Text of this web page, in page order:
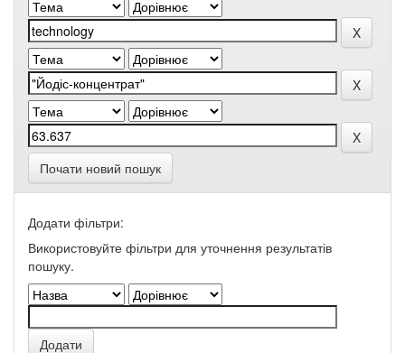
Почати новий пошук
Додати фільтри:
Використовуйте фільтри для уточнення результатів
пошуку.